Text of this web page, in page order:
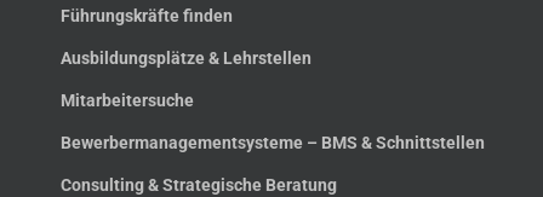
Führungskräfte finden
Ausbildungsplätze & Lehrstellen
Mitarbeitersuche
Bewerbermanagementsysteme – BMS & Schnittstellen
Consulting & Strategische Beratung